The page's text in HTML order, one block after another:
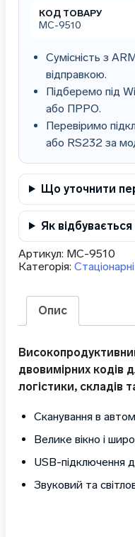
КОД ТОВАРУ
MC-9510
Сумісність з
відправкою.
Підберемо під
або ПРРО.
Перевіримо
або RS232 за
Що уточнити
Як
Артикул: MC-9510
Категорія: Стаціонарні
Опис
двовимірних кодів
логістики, складів
Сканування в
Велике вікно і
USB-підключення
Звуковий та